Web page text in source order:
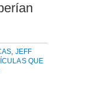
JEFF
QUE